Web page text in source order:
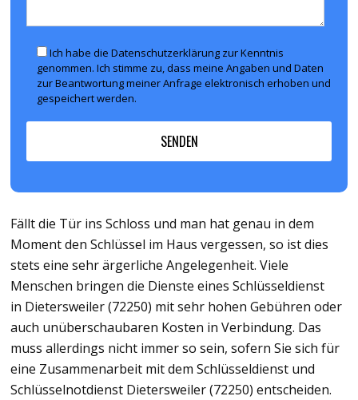
Ich habe die Datenschutzerklärung zur Kenntnis
genommen. Ich stimme zu, dass meine Angaben und Daten
zur Beantwortung meiner Anfrage elektronisch erhoben und
gespeichert werden.
Fällt die Tür ins Schloss und man hat genau in dem
Moment den Schlüssel im Haus vergessen, so ist dies
stets eine sehr ärgerliche Angelegenheit. Viele
Menschen bringen die Dienste eines Schlüsseldienst
in Dietersweiler (72250) mit sehr hohen Gebühren oder
auch unüberschaubaren Kosten in Verbindung. Das
muss allerdings nicht immer so sein, sofern Sie sich für
eine Zusammenarbeit mit dem Schlüsseldienst und
Schlüsselnotdienst Dietersweiler (72250) entscheiden.